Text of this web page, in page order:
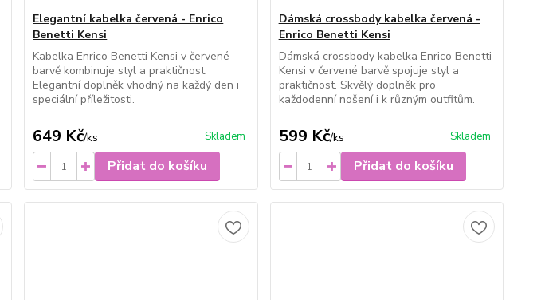
Elegantní kabelka červená - Enrico
Benetti Kensi
Kabelka Enrico Benetti Kensi v červené
barvě kombinuje styl a praktičnost.
Elegantní doplněk vhodný na každý den i
speciální příležitosti.
649 Kč/ks Skladem
Přidat do košíku
Dámská crossbody kabelka červená -
Enrico Benetti Kensi
Dámská crossbody kabelka Enrico Benetti
Kensi v červené barvě spojuje styl a
praktičnost. Skvělý doplněk pro
každodenní nošení i k různým outfitům.
599 Kč/ks Skladem
Přidat do košíku